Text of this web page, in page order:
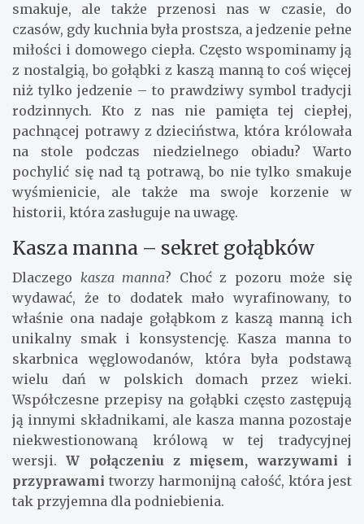
smakuje, ale także przenosi nas w czasie, do
czasów, gdy kuchnia była prostsza, a jedzenie pełne
miłości i domowego ciepła. Często wspominamy ją
z nostalgią, bo gołąbki z kaszą manną to coś więcej
niż tylko jedzenie – to prawdziwy symbol tradycji
rodzinnych. Kto z nas nie pamięta tej ciepłej,
pachnącej potrawy z dzieciństwa, która królowała
na stole podczas niedzielnego obiadu? Warto
pochylić się nad tą potrawą, bo nie tylko smakuje
wyśmienicie, ale także ma swoje korzenie w
historii, która zasługuje na uwagę.
Kasza manna – sekret gołąbków
Dlaczego kasza manna? Choć z pozoru może się
wydawać, że to dodatek mało wyrafinowany, to
właśnie ona nadaje gołąbkom z kaszą manną ich
unikalny smak i konsystencję. Kasza manna to
skarbnica węglowodanów, która była podstawą
wielu dań w polskich domach przez wieki.
Współczesne przepisy na gołąbki często zastępują
ją innymi składnikami, ale kasza manna pozostaje
niekwestionowaną królową w tej tradycyjnej
wersji.W połączeniu z mięsem, warzywami i
przyprawami tworzy harmonijną całość, która jest
tak przyjemna dla podniebienia.